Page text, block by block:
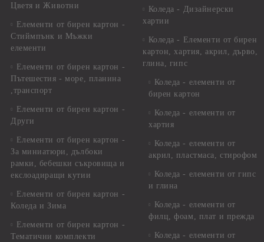
Цветя и Животни
Елементи от бирен картон -
Стиймпънк и Мъжки
елементи
Елементи от бирен картон -
Пътешестия - море, планина
,транспорт
Елементи от бирен картон -
Други
Елементи от бирен картон -
За миниатюри, дълбоки
рамки, бебешки съкровища и
екслоадиращи кутии
Елементи от бирен картон -
Коледа и Зима
Елементи от бирен картон -
Тематични комплекти
Коледа - Дизайнерски
хартии
Коледа - Eлементи от бирен
картон, хартия, акрил, дърво,
глина, гипс
Коледа - елементи от
бирен картон
Коледа - елементи от
хартия
Коледа - елементи от
акрил, пластмаса, стирофом
Коледа - елементи от гипс
и глина
Коледа - елементи от
филц, фоам, плат и прежда
Коледа - елементи от